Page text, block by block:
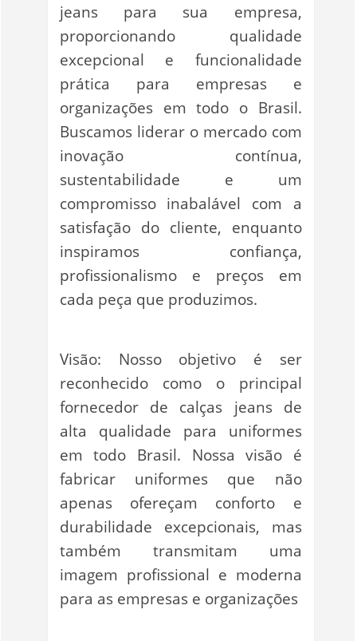
jeans para sua empresa,
proporcionando qualidade
excepcional e funcionalidade
prática para empresas e
organizações em todo o Brasil.
Buscamos liderar o mercado com
inovação contínua,
sustentabilidade e um
compromisso inabalável com a
satisfação do cliente, enquanto
inspiramos confiança,
profissionalismo e preços em
cada peça que produzimos.
Visão: Nosso objetivo é ser
reconhecido como o principal
fornecedor de calças jeans de
alta qualidade para uniformes
em todo Brasil. Nossa visão é
fabricar uniformes que não
apenas ofereçam conforto e
durabilidade excepcionais, mas
também transmitam uma
imagem profissional e moderna
para as empresas e organizações